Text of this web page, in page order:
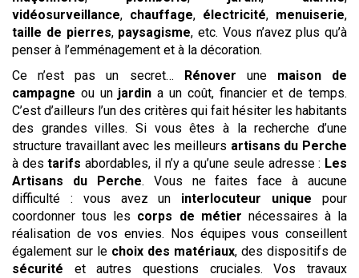
vidéosurveillance, chauffage, électricité, menuiserie,
taille de pierres, paysagisme, etc. Vous n’avez plus qu’à
penser à l’emménagement et à la décoration.
Ce n’est pas un secret… Rénover une maison de
campagne ou un jardin a un coût, financier et de temps.
C’est d’ailleurs l’un des critères qui fait hésiter les habitants
des grandes villes. Si vous êtes à la recherche d’une
structure travaillant avec les meilleurs artisans du Perche
à destarifs abordables, il n’y a qu’une seule adresse : Les
Artisans du Perche. Vous ne faites face à aucune
difficulté : vous avez un interlocuteur unique pour
coordonner tous les corps de métier nécessaires à la
réalisation de vos envies. Nos équipes vous conseillent
également sur le choix des matériaux, des dispositifs de
sécurité et autres questions cruciales. Vos travaux